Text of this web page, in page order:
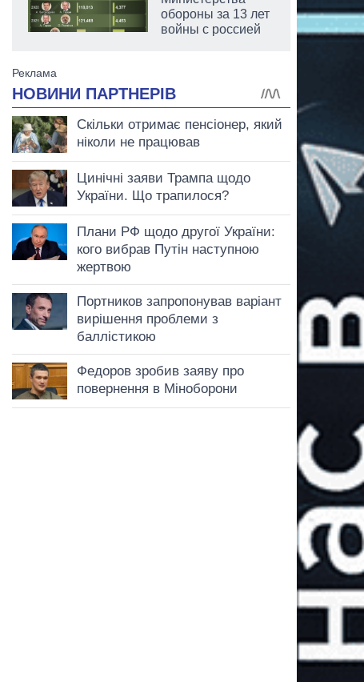
обороны за 13 лет
войны с россией